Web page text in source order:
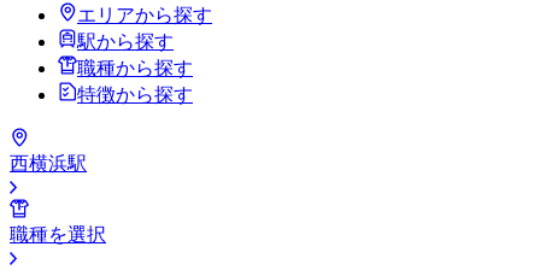
エリアから探す
駅から探す
職種から探す
特徴から探す
西横浜駅
職種を選択